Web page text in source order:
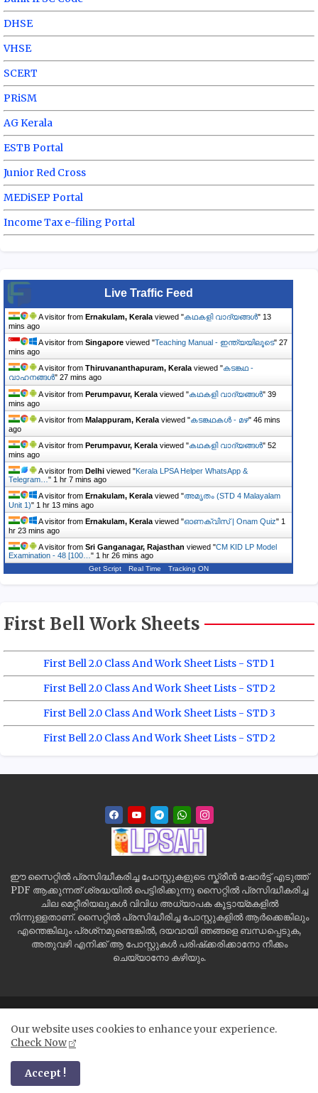
DHSE
VHSE
SCERT
PRiSM
AG Kerala
ESTB Portal
Junior Red Cross
MEDiSEP Portal
Income Tax e-filing Portal
Live Traffic Feed
A visitor from Ernakulam, Keralaviewed "കഥകളി വാദ്യങ്ങൾ" 13
mins ago
A visitor from Singapore viewed "Teaching Manual - ഇന്ത്യയിലൂടെ" 27
mins ago
A visitor from Thiruvananthapuram, Keralaviewed "കടങ്കഥ -
വാഹനങ്ങൾ" 27 mins ago
A visitor from Perumpavur, Keralaviewed "കഥകളി വാദ്യങ്ങൾ" 39
mins ago
A visitor from Malappuram, Keralaviewed "കടങ്കഥകൾ - മഴ" 46 mins
ago
A visitor from Perumpavur, Keralaviewed "കഥകളി വാദ്യങ്ങൾ" 52
mins ago
A visitor from Delhi viewed "Kerala LPSA Helper WhatsApp &
Telegram…" 1 hr 7 mins ago
A visitor from Ernakulam, Keralaviewed "അമൃതം (STD 4 Malayalam
Unit 1)" 1 hr 13 mins ago
A visitor from Ernakulam, Keralaviewed "ഓണക്വിസ് | Onam Quiz" 1
hr 23 mins ago
A visitor from Sri Ganganagar, Rajasthan viewed "CM KID LP Model
Examination - 48 [100…" 1 hr 26 mins ago
Get Script Real Time Tracking ON
First Bell Work Sheets
First Bell 2.0 Class And Work Sheet Lists - STD 1
First Bell 2.0 Class And Work Sheet Lists - STD 2
First Bell 2.0 Class And Work Sheet Lists - STD 3
First Bell 2.0 Class And Work Sheet Lists - STD 2
ഈ സൈറ്റിൽ പ്രസിദ്ധീകരിച്ച പോസ്റ്റുകളുടെ സ്ക്രീൻ ഷോർട്ട് എടുത്ത്
PDF ആക്കുന്നത് ശ്രദ്ധയിൽ പെട്ടിരിക്കുന്നു സൈറ്റിൽ പ്രസിദ്ധീകരിച്ച
ചില മെറ്റീരിയലുകൾ വിവിധ അധ്യാപക കൂട്ടായ്മകളിൽ
നിന്നുള്ളതാണ്. സൈറ്റിൽ പ്രസിദ്ധീരിച്ച പോസ്റ്റുകളിൽ ആർക്കെങ്കിലും
എന്തെങ്കിലും പ്രശ്‌നമുണ്ടെങ്കിൽ, ദയവായി ഞങ്ങളെ ബന്ധപ്പെടുക,
അതുവഴി എനിക്ക് ആ പോസ്റ്റുകൾ പരിഷ്‌ക്കരിക്കാനോ നീക്കം
ചെയ്യാനോ കഴിയും.
Disclaimer
Our website uses cookies to enhance your experience.
Check Now
Accept !